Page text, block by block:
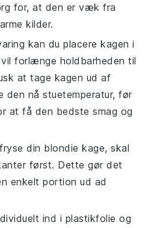
for, at den er væk fra
kilder.
kan du placere kagen i
forlænge holdbarheden til
at tage kagen ud af
den nå stuetemperatur, før
at få den bedste smag og
din blondie kage, skal
først. Dette gør det
enkelt portion ud ad
ind i plastikfolie og